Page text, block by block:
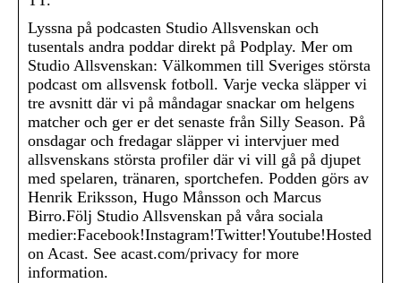
Lyssna på podcasten Studio Allsvenskan och
tusentals andra poddar direkt på Podplay. Mer om
Studio Allsvenskan: Välkommen till Sveriges största
podcast om allsvensk fotboll. Varje vecka släpper vi
tre avsnitt där vi på måndagar snackar om helgens
matcher och ger er det senaste från Silly Season. På
onsdagar och fredagar släpper vi intervjuer med
allsvenskans största profiler där vi vill gå på djupet
med spelaren, tränaren, sportchefen. Podden görs av
Henrik Eriksson, Hugo Månsson och Marcus
Birro.Följ Studio Allsvenskan på våra sociala
medier:Facebook!Instagram!Twitter!Youtube!Hosted
on Acast. See acast.com/privacy for more
information.